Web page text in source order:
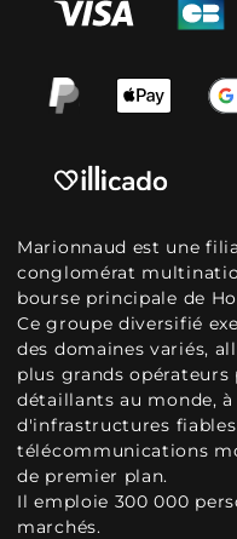
Marionnaud est une
conglomérat
bourse principale de
Ce groupe diversifié
des domaines variés,
plus grands opérateurs
détaillants au monde,
d'infrastructures fiables
télécommunications
de premier plan.
Il emploie 300 000
marchés.